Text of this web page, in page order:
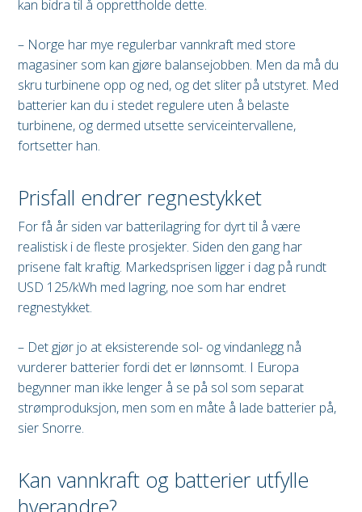
kan bidra til å opprettholde dette.
– Norge har mye regulerbar vannkraft med store
magasiner som kan gjøre balansejobben. Men da må du
skru turbinene opp og ned, og det sliter på utstyret. Med
batterier kan du i stedet regulere uten å belaste
turbinene, og dermed utsette serviceintervallene,
fortsetter han.
Prisfall endrer regnestykket
For få år siden var batterilagring for dyrt til å være
realistisk i de fleste prosjekter. Siden den gang har
prisene falt kraftig. Markedsprisen ligger i dag på rundt
USD 125/kWh med lagring, noe som har endret
regnestykket.
– Det gjør jo at eksisterende sol- og vindanlegg nå
vurderer batterier fordi det er lønnsomt. I Europa
begynner man ikke lenger å se på sol som separat
strømproduksjon, men som en måte å lade batterier på,
sier Snorre.
Kan vannkraft og batterier utfylle
hverandre?